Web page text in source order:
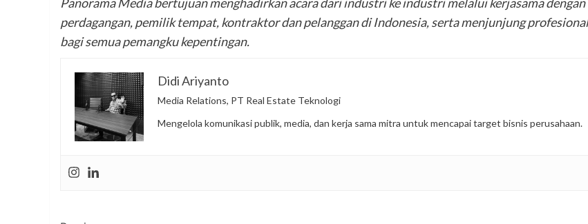
perdagangan, pemilik tempat, kontraktor dan pelanggan di Indonesia, serta menjunjung
bagi semua pemangku kepentingan.
Didi Ariyanto
Media Relations, PT Real Estate Teknologi
Mengelola komunikasi publik, media, dan kerja sama mitra untuk mencapai target bisnis perusahaan.